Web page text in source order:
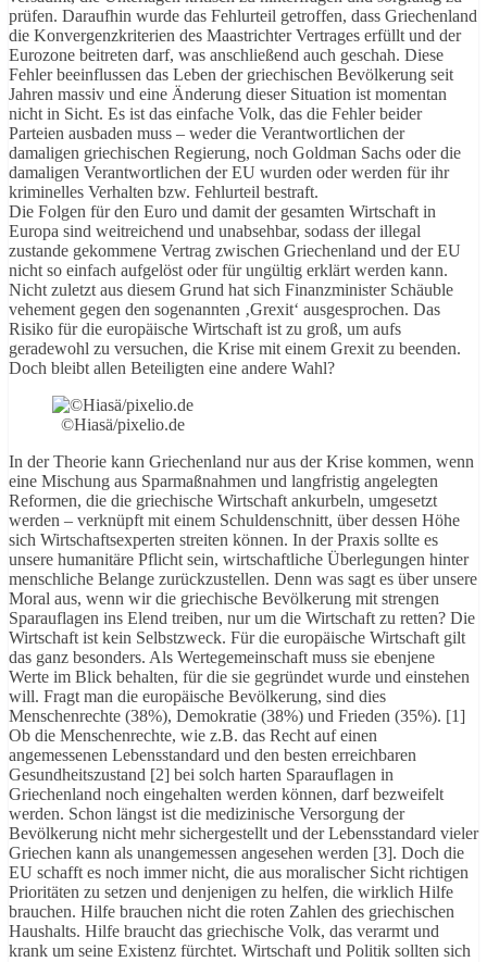
prüfen. Daraufhin wurde das Fehlurteil getroffen, dass Griechenland
die Konvergenzkriterien des Maastrichter Vertrages erfüllt und der
Eurozone beitreten darf, was anschließend auch geschah. Diese
Fehler beeinflussen das Leben der griechischen Bevölkerung seit
Jahren massiv und eine Änderung dieser Situation ist momentan
nicht in Sicht. Es ist das einfache Volk, das die Fehler beider
Parteien ausbaden muss – weder die Verantwortlichen der
damaligen griechischen Regierung, noch Goldman Sachs oder die
damaligen Verantwortlichen der EU wurden oder werden für ihr
kriminelles Verhalten bzw. Fehlurteil bestraft.
Die Folgen für den Euro und damit der gesamten Wirtschaft in
Europa sind weitreichend und unabsehbar, sodass der illegal
zustande gekommene Vertrag zwischen Griechenland und der EU
nicht so einfach aufgelöst oder für ungültig erklärt werden kann.
Nicht zuletzt aus diesem Grund hat sich Finanzminister Schäuble
vehement gegen den sogenannten ‚Grexit‘ ausgesprochen. Das
Risiko für die europäische Wirtschaft ist zu groß, um aufs
geradewohl zu versuchen, die Krise mit einem Grexit zu beenden.
Doch bleibt allen Beteiligten eine andere Wahl?
©Hiasä/pixelio.de
In der Theorie kann Griechenland nur aus der Krise kommen, wenn
eine Mischung aus Sparmaßnahmen und langfristig angelegten
Reformen, die die griechische Wirtschaft ankurbeln, umgesetzt
werden – verknüpft mit einem Schuldenschnitt, über dessen Höhe
sich Wirtschaftsexperten streiten können. In der Praxis sollte es
unsere humanitäre Pflicht sein, wirtschaftliche Überlegungen hinter
menschliche Belange zurückzustellen. Denn was sagt es über unsere
Moral aus, wenn wir die griechische Bevölkerung mit strengen
Sparauflagen ins Elend treiben, nur um die Wirtschaft zu retten? Die
Wirtschaft ist kein Selbstzweck. Für die europäische Wirtschaft gilt
das ganz besonders. Als Wertegemeinschaft muss sie ebenjene
Werte im Blick behalten, für die sie gegründet wurde und einstehen
will. Fragt man die europäische Bevölkerung, sind dies
Menschenrechte (38%), Demokratie (38%) und Frieden (35%). [1]
Ob die Menschenrechte, wie z.B. das Recht auf einen
angemessenen Lebensstandard und den besten erreichbaren
Gesundheitszustand [2] bei solch harten Sparauflagen in
Griechenland noch eingehalten werden können, darf bezweifelt
werden. Schon längst ist die medizinische Versorgung der
Bevölkerung nicht mehr sichergestellt und der Lebensstandard vieler
Griechen kann als unangemessen angesehen werden [3]. Doch die
EU schafft es noch immer nicht, die aus moralischer Sicht richtigen
Prioritäten zu setzen und denjenigen zu helfen, die wirklich Hilfe
brauchen. Hilfe brauchen nicht die roten Zahlen des griechischen
Haushalts. Hilfe braucht das griechische Volk, das verarmt und
krank um seine Existenz fürchtet. Wirtschaft und Politik sollten sich